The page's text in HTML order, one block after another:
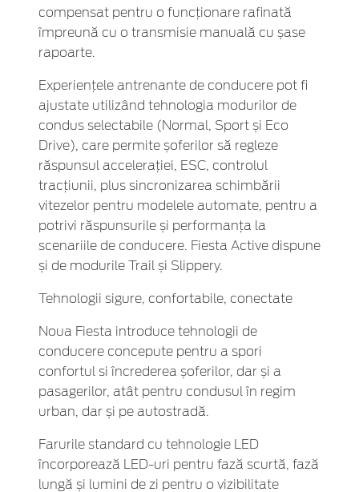
compensat pentru o funcționare rafinată
împreună cu o transmisie manuală cu șase
rapoarte.
Experiențele antrenante de conducere pot fi
ajustate utilizând tehnologia modurilor de
condus selectabile (Normal, Sport și Eco
Drive), care permite șoferilor să regleze
răspunsul accelerației, ESC, controlul
tracțiunii, plus sincronizarea schimbării
vitezelor pentru modelele automate, pentru a
potrivi răspunsurile și performanța la
scenariile de conducere. Fiesta Active dispune
și de modurile Trail și Slippery.
Tehnologii sigure, confortabile, conectate
Noua Fiesta introduce tehnologii de
conducere concepute pentru a spori
confortul si încrederea șoferilor, dar și a
pasagerilor, atât pentru condusul în regim
urban, dar și pe autostradă.
Farurile standard cu tehnologie LED
încorporează LED-uri pentru fază scurtă, fază
lungă și lumini de zi pentru o vizibilitate